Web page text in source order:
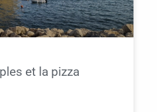
et la pizza